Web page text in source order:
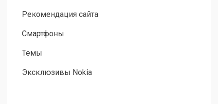
Рекомендация сайта
Смартфоны
Темы
Эксклюзивы Nokia